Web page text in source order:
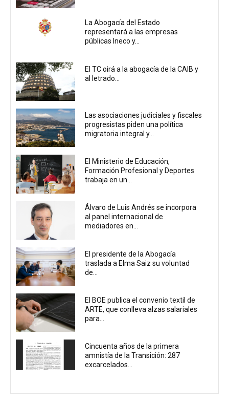
La Abogacía del Estado
representará a las empresas
públicas Ineco y...
El TC oirá a la abogacía de la CAIB y
al letrado...
Las asociaciones judiciales y fiscales
progresistas piden una política
migratoria integral y...
El Ministerio de Educación,
Formación Profesional y Deportes
trabaja en un...
Álvaro de Luis Andrés se incorpora
al panel internacional de
mediadores en...
El presidente de la Abogacía
traslada a Elma Saiz su voluntad
de...
El BOE publica el convenio textil de
ARTE, que conlleva alzas salariales
para...
Cincuenta años de la primera
amnistía de la Transición: 287
excarcelados...